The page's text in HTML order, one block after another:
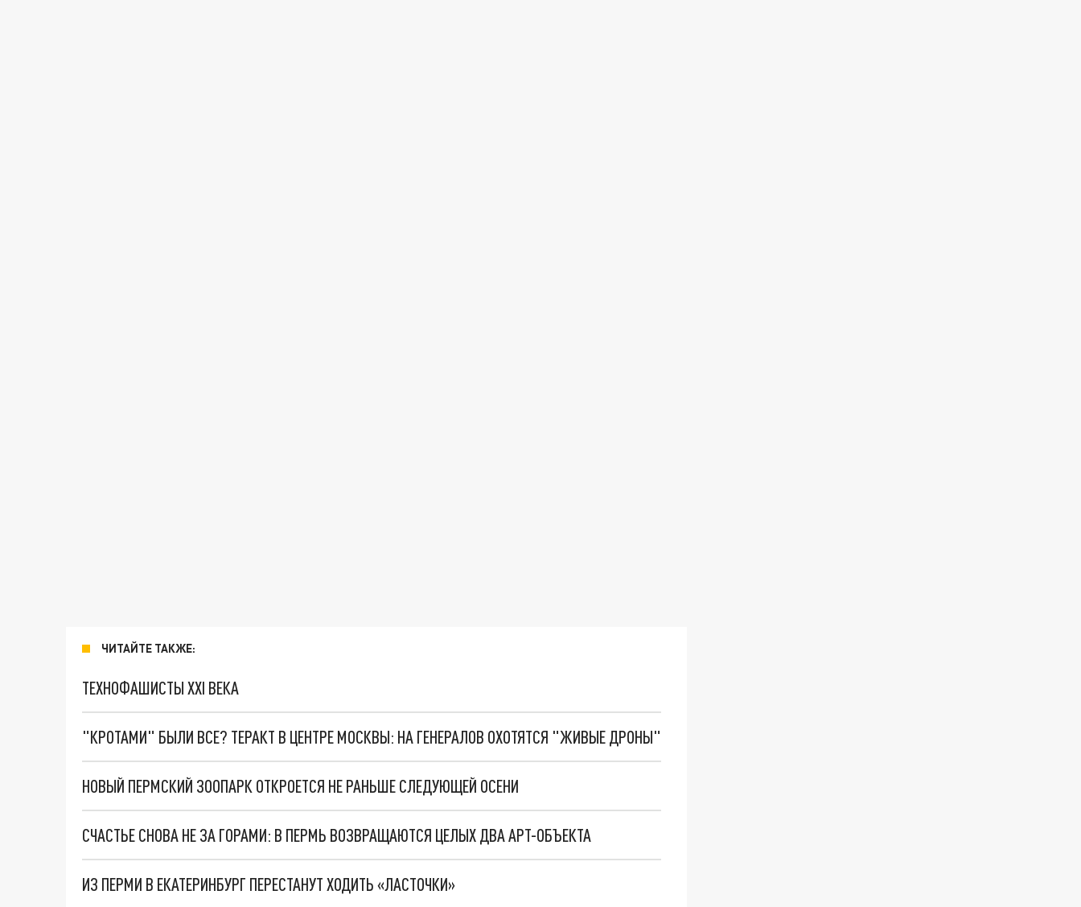
ЧИТАЙТЕ ТАКЖЕ:
ТЕХНОФАШИСТЫ XXI ВЕКА
"КРОТАМИ" БЫЛИ ВСЕ? ТЕРАКТ В ЦЕНТРЕ МОСКВЫ: НА ГЕНЕРАЛОВ ОХОТЯТСЯ "ЖИВЫЕ ДРОНЫ"
НОВЫЙ ПЕРМСКИЙ ЗООПАРК ОТКРОЕТСЯ НЕ РАНЬШЕ СЛЕДУЮЩЕЙ ОСЕНИ
СЧАСТЬЕ СНОВА НЕ ЗА ГОРАМИ: В ПЕРМЬ ВОЗВРАЩАЮТСЯ ЦЕЛЫХ ДВА АРТ-ОБЪЕКТА
ИЗ ПЕРМИ В ЕКАТЕРИНБУРГ ПЕРЕСТАНУТ ХОДИТЬ «ЛАСТОЧКИ»